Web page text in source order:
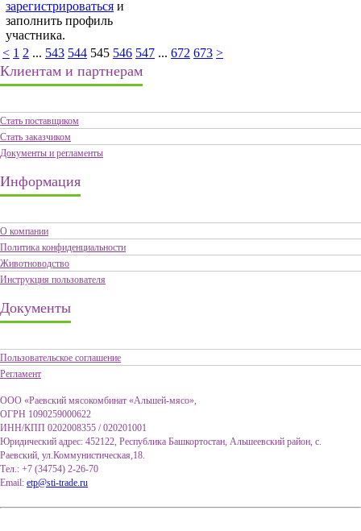
< 1 2 ... 543 544 545 546 547 ... 672 673 >
зарегистрироваться и
заполнить профиль
участника.
Клиентам и партнерам
Стать поставщиком
Стать заказчиком
Документы и регламенты
Информация
О компании
Политика конфиденциальности
Животноводство
Инструкция пользователя
Документы
Пользовательское соглашение
Регламент
ООО «Раевский мясокомбинат «Альшей-мясо»,
ОГРН 1090259000622
ИНН/КПП 0202008355 / 020201001
Юридический адрес: 452122, Республика Башкортостан, Альшеевский район, с.
Раевский, ул.Коммунистическая,18.
Тел.: +7 (34754) 2-26-70
Email: etp@sti-trade.ru